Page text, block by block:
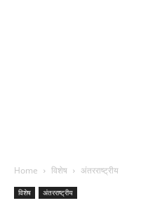
Home विशेष अंतरराष्ट्रीय
विशेष अंतरराष्ट्रीय